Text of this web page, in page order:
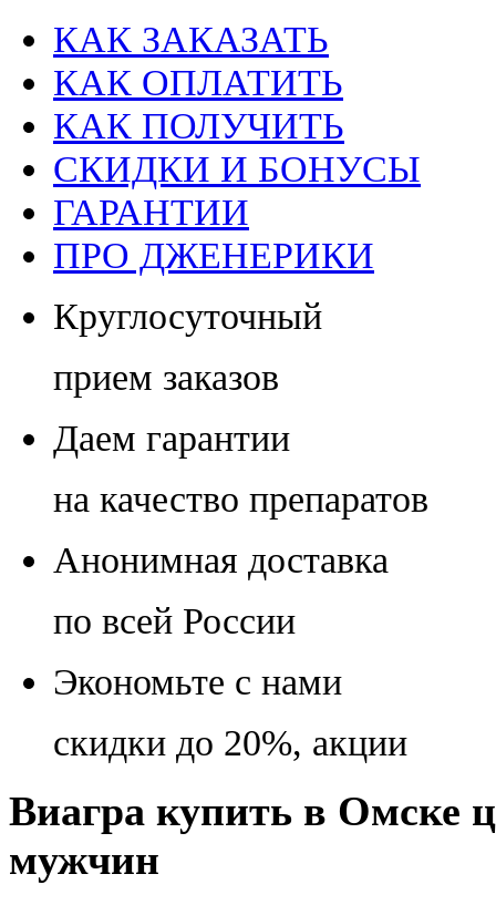
КАК ЗАКАЗАТЬ
КАК ОПЛАТИТЬ
КАК ПОЛУЧИТЬ
СКИДКИ И БОНУСЫ
ГАРАНТИИ
ПРО ДЖЕНЕРИКИ
Круглосуточный
прием заказов
Даем гарантии
на качество препаратов
Анонимная доставка
по всей России
Экономьте с нами
скидки до 20%, акции
Виагра купить в Омске
мужчин